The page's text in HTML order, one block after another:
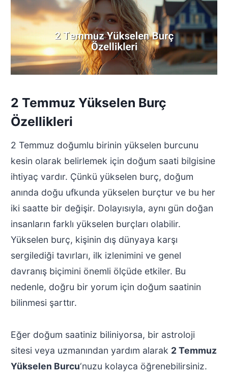
2 Temmuz Yükselen Burç
Özellikleri
2 Temmuz doğumlu birinin yükselen burcunu
kesin olarak belirlemek için doğum saati bilgisine
ihtiyaç vardır. Çünkü yükselen burç, doğum
anında doğu ufkunda yükselen burçtur ve bu her
iki saatte bir değişir. Dolayısıyla, aynı gün doğan
insanların farklı yükselen burçları olabilir.
Yükselen burç, kişinin dış dünyaya karşı
sergilediği tavırları, ilk izlenimini ve genel
davranış biçimini önemli ölçüde etkiler. Bu
nedenle, doğru bir yorum için doğum saatinin
bilinmesi şarttır.
Eğer doğum saatiniz biliniyorsa, bir astroloji
sitesi veya uzmanından yardım alarak 2 Temmuz
Yükselen Burcu‘nuzu kolayca öğrenebilirsiniz.